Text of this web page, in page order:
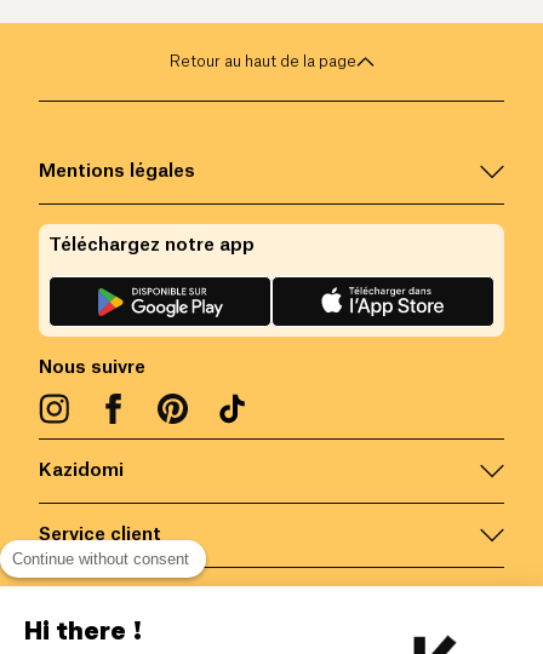
Retour au haut de la page
Kazidomi
Service client
Mentions légales
Nous suivre
Téléchargez notre app
Continue without consent
Hi there !